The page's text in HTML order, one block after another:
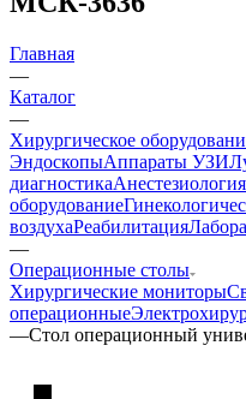
Главная
—
Каталог
—
Хирургическое
ЭндоскопыАппараты УЗИ
диагностика
оборудование
воздухаРеабилитация
—
Операционные столы
Хирургические мониторы
операционные
—Стол операционный